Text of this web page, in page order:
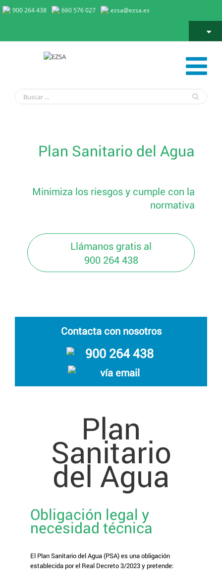
900 264 438 660 576 027 ezsa@ezsa.es
Plan Sanitario del Agua
Minimiza los riesgos y cumple con la
normativa
Llámanos gratis al
900 264 438
Contacta con nosotros
900 264 438
vía email
Plan
Sanitario
del Agua
Obligación legal y
necesidad técnica
El Plan Sanitario del Agua (PSA) es una obligación
establecida por el Real Decreto 3/2023 y pretende: